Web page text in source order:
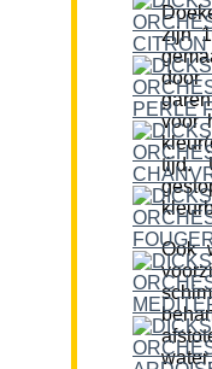
zijn
voor
tijd.
Ook
water.